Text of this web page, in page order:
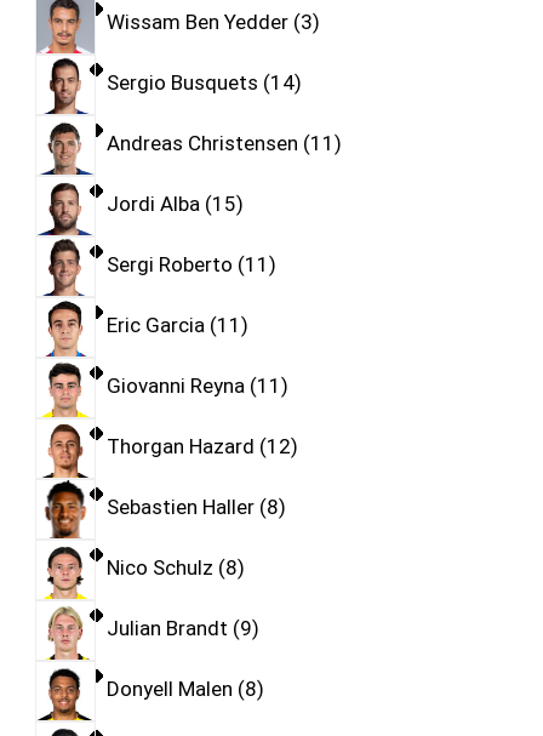
Wissam Ben Yedder 3
Sergio Busquets 14
Andreas Christensen 11
Jordi Alba 15
Sergi Roberto 11
Eric Garcia 11
Giovanni Reyna 11
Thorgan Hazard 12
Sebastien Haller 8
Nico Schulz 8
Julian Brandt 9
Donyell Malen 8